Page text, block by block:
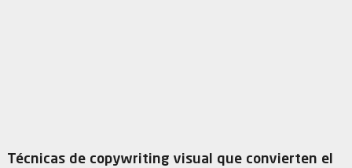
Técnicas de copywriting visual que convierten el